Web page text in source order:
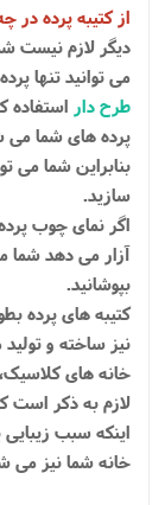
از کتیبه پرده در
دیگر لازم نیست
می توانید تنها
طرح دار استفاده
پرده های شما می
بنابراین شما می
سازید.
اگر نمای چوب
آزار می دهد شما
بپوشانید.
کتیبه های پرده
نیز ساخته و
خانه های
لازم به ذکر است
اینکه سبب
خانه شما نیز می